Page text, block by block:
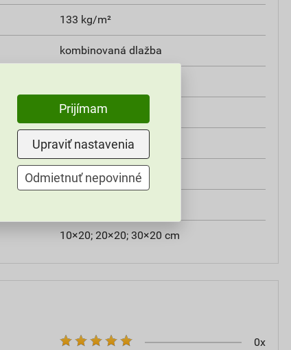
133 kg/m²
kombinovaná dlažba
30 ks
Semmelrock
melírovaná
10×20; 20×20; 30×20 cm
0x
Prijímam
Upraviť nastavenia
Odmietnuť nepovinné